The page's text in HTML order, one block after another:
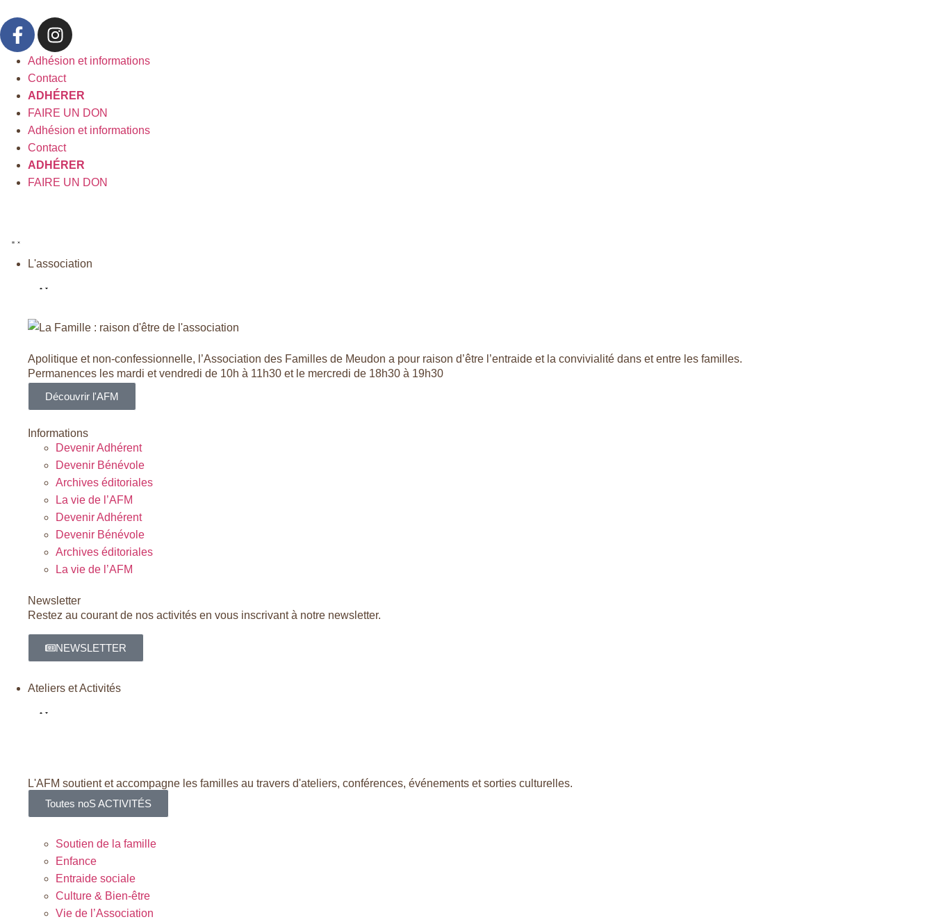
Adhésion et informations
Contact
ADHÉRER
FAIRE UN DON
Adhésion et informations
Contact
ADHÉRER
FAIRE UN DON
L'association
Apolitique et non-confessionnelle, l’Association des Familles de Meudon a pour raison d’être l’entraide et la convivialité dans et entre les familles.
Permanences les mardi et vendredi de 10h à 11h30 et le mercredi de 18h30 à 19h30
Découvrir l'AFM
Informations
Devenir Adhérent
Devenir Bénévole
Archives éditoriales
La vie de l’AFM
Devenir Adhérent
Devenir Bénévole
Archives éditoriales
La vie de l’AFM
Newsletter
Restez au courant de nos activités en vous inscrivant à notre newsletter.
NEWSLETTER
Ateliers et Activités
L'AFM soutient et accompagne les familles au travers d'ateliers, conférences, événements et sorties culturelles.
Toutes noS ACTIVITÉS
Soutien de la famille
Enfance
Entraide sociale
Culture & Bien-être
Vie de l’Association